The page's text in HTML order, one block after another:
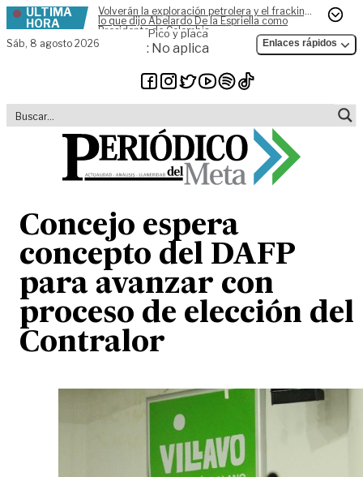
Skip to content
ÚLTIMA
HORA
Volverán la exploración petrolera y el fracking,
lo que dijo Abelardo De la Espriella como
Presidente de Colombia
Sáb, 8 agosto 2026
Pico y placa
: No aplica Enlaces rápidos
Concejo espera
concepto del DAFP
para avanzar con
proceso de elección del
Contralor